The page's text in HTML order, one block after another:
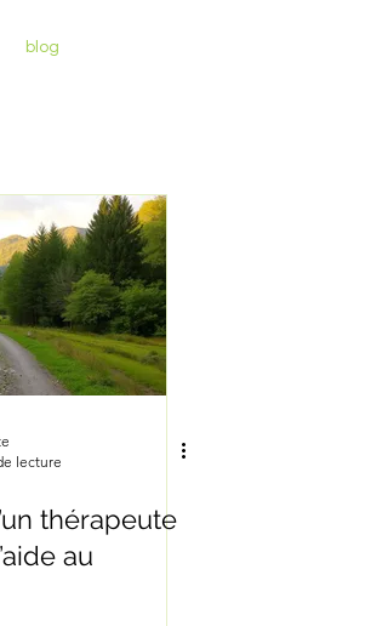
blog
lecture
thérapeute
au